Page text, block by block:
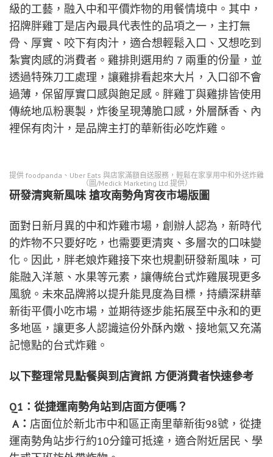
級的工藝，融入中和平價炸物的用餐情境中。其中，
招牌胖雞丁是店內最具代表性的品項之一，主打無
骨、厚實、咬下有肉汁，適合想輕鬆入口、又想吃到
紮實肉感的消費者。雞排則選用約 7 兩重的份量，並
透過特殊刀工處理，讓雞排看起來大片，入口卻不會
過薄，保留厚實口感與飽足感。胖雞丁與雞排皆使用
傳統地瓜粉裹製，炸後呈現薄脆口感，外層酥香、內
裡保有肉汁，是品牌主打的華新街必吃炸雞。
提供 foodpanda、Uber Eats 與店家滿額自送服務，輕鬆在家享用中和外送炸雞
（圖/Medick Marketing Ltd.提供）
研發清爽新風味 搶攻南勢角宵夜市場版圖
面對日新月異的中和炸雞市場，創辦人認為，新時代
的炸物不只要好吃，也需要更清爽、多層次的口味變
化。因此，胖老娘炸雞接下來也規劃研發新風味，可
能融入洋蔥、水果等元素，讓傳統台式炸雞展現更多
風貌。未來品牌將以提升能見度為目標，持續深耕華
新街平價小吃市場，並期待逐步能拓展至中永和的更
多地區，讓更多人認識這份外酥內嫩、接地氣又充滿
記憶點的台式炸雞。
以下整理常見點餐與到店資訊 方便消費者快速參考
Q1：從捷運南勢角站到店面方便嗎？
A： 店面位於新北市中和區正南里華新街98號，從捷
運南勢角站步行約10分鐘可抵達，適合附近居民、學